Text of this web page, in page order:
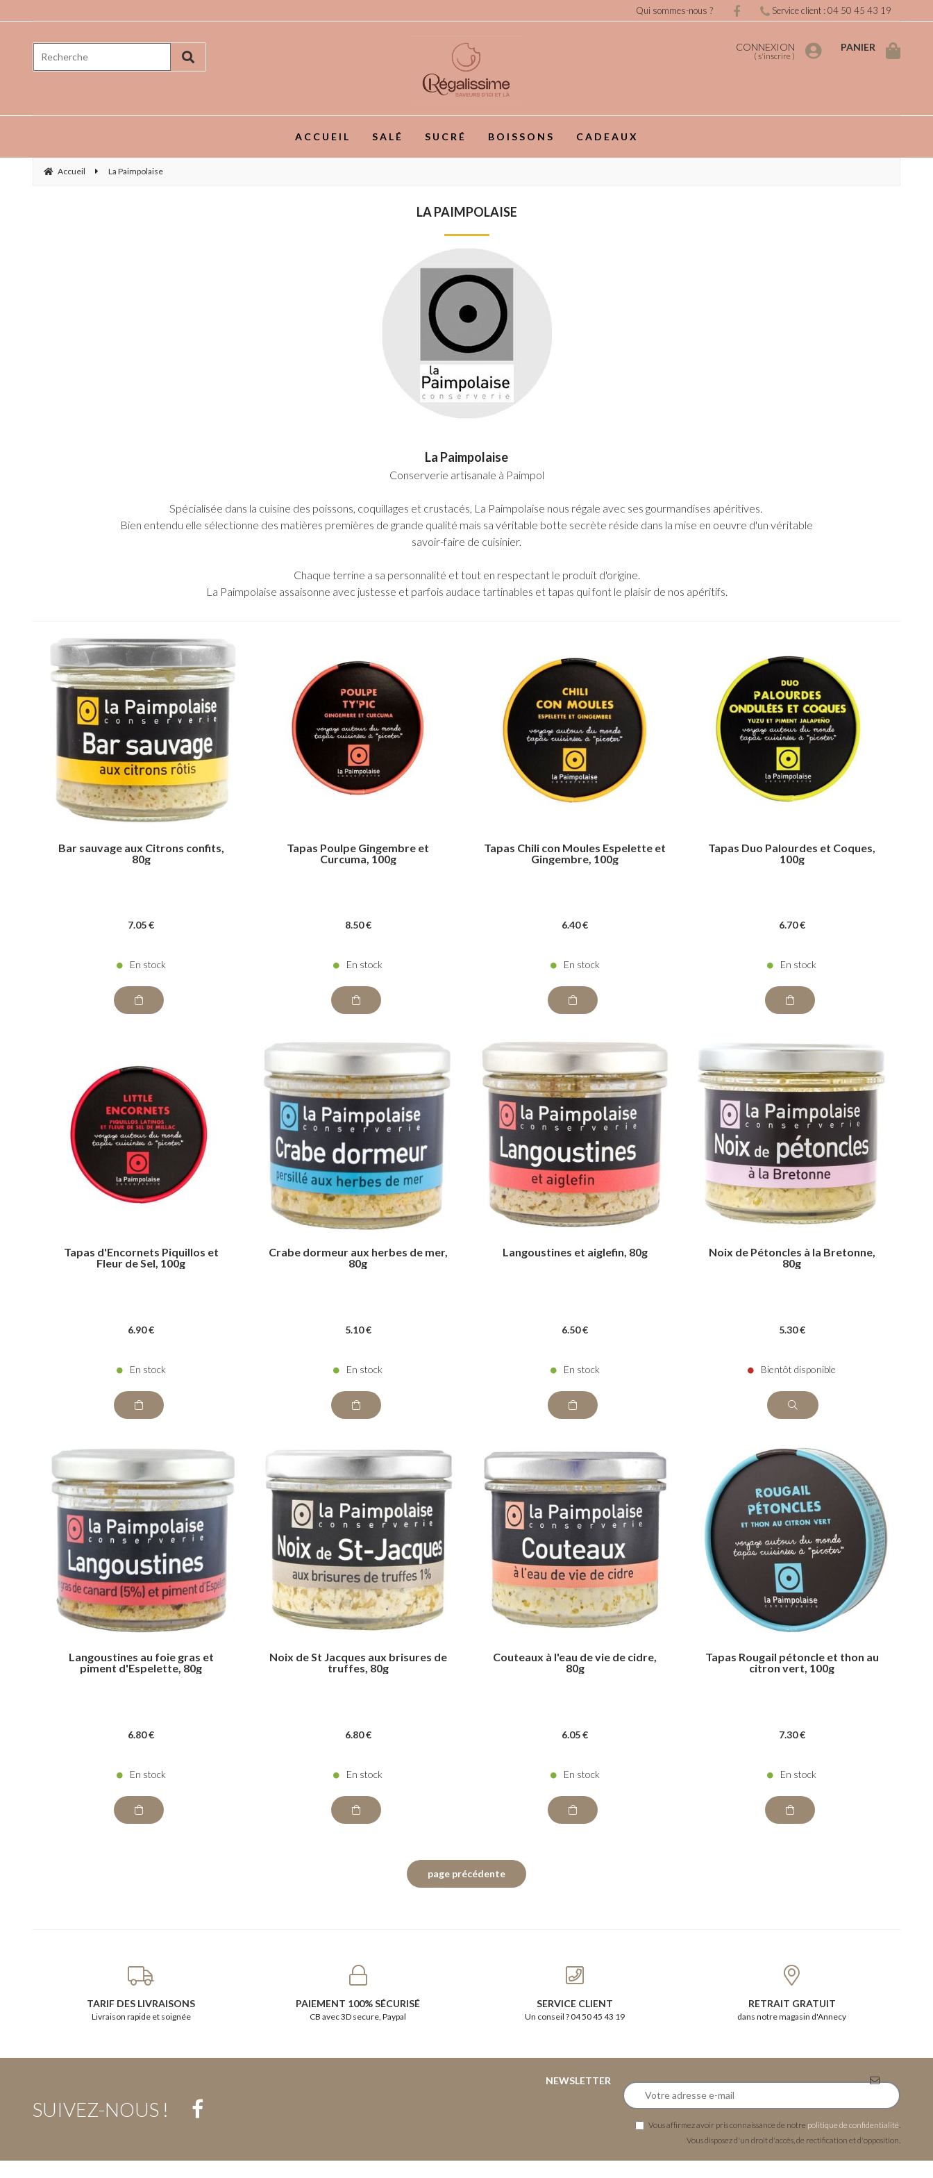
CONNEXION
( s'inscrire )
PANIER
ACCUEIL SALÉ SUCRÉ BOISSONS CADEAUX
Accueil La Paimpolaise
LA PAIMPOLAISE
La Paimpolaise
Conserverie artisanale à Paimpol
Spécialisée dans la cuisine des poissons, coquillages et crustacés, La Paimpolaise nous régale avec ses gourmandises apéritives.
Bien entendu elle sélectionne des matières premières de grande qualité mais sa véritable botte secrète réside dans la mise en oeuvre d'un véritable
savoir-faire de cuisinier.
Chaque terrine a sa personnalité et tout en respectant le produit d'origine.
La Paimpolaise assaisonne avec justesse et parfois audace tartinables et tapas qui font le plaisir de nos apéritifs.
Bar sauvage aux Citrons confits,
80g
7.05€
En stock
Tapas Poulpe Gingembre et
Curcuma, 100g
8.50€
En stock
Tapas Chili con Moules Espelette et
Gingembre, 100g
6.40€
En stock
Tapas Duo Palourdes et Coques,
100g
6.70€
En stock
Tapas d'Encornets Piquillos et
Fleur de Sel, 100g
6.90€
En stock
Crabe dormeur aux herbes de mer,
80g
5.10€
En stock
Langoustines et aiglefin, 80g
6.50€
En stock
Noix de Pétoncles à la Bretonne,
80g
5.30€
Bientôt disponible
Langoustines au foie gras et
piment d'Espelette, 80g
6.80€
En stock
Noix de St Jacques aux brisures de
truffes, 80g
6.80€
En stock
Couteaux à l'eau de vie de cidre,
80g
6.05€
En stock
Tapas Rougail pétoncle et thon au
citron vert, 100g
7.30€
En stock
Qui sommes-nous ? Service client : 04 50 45 43 19
TARIF DES LIVRAISONS
Livraison rapide et soignée
PAIEMENT 100% SÉCURISÉ
CB avec 3D secure, Paypal
SERVICE CLIENT
Un conseil ? 04 50 45 43 19
RETRAIT GRATUIT
dans notre magasin d'Annecy
SUIVEZ-NOUS !
NEWSLETTER
Vous affirmez avoir pris connaissance de notre politique de confidentialité
Vous disposez d'un droit d'accès, de rectification et d'opposition.